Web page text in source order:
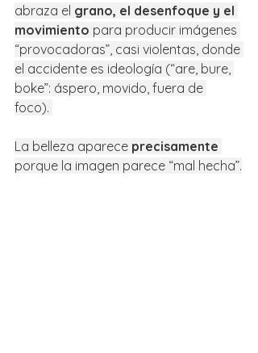
abraza el grano, el desenfoque y el
movimiento para producir imágenes
“provocadoras”, casi violentas, donde
el accidente es ideología (“are, bure,
boke”: áspero, movido, fuera de
foco).
La belleza aparece precisamente
porque la imagen parece “mal hecha”.